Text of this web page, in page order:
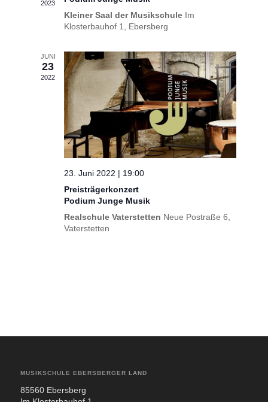
2023
Kleiner Saal der Musikschule Im
Klosterbauhof 1, Ebersberg
JUNI
23
2022
23. Juni 2022 | 19:00
Preisträgerkonzert
Podium Junge Musik
Realschule Vaterstetten Neue Postraße 6,
Vaterstetten
MUSIKSCHULE EBERSBERGER LAND
85560 Ebers­berg